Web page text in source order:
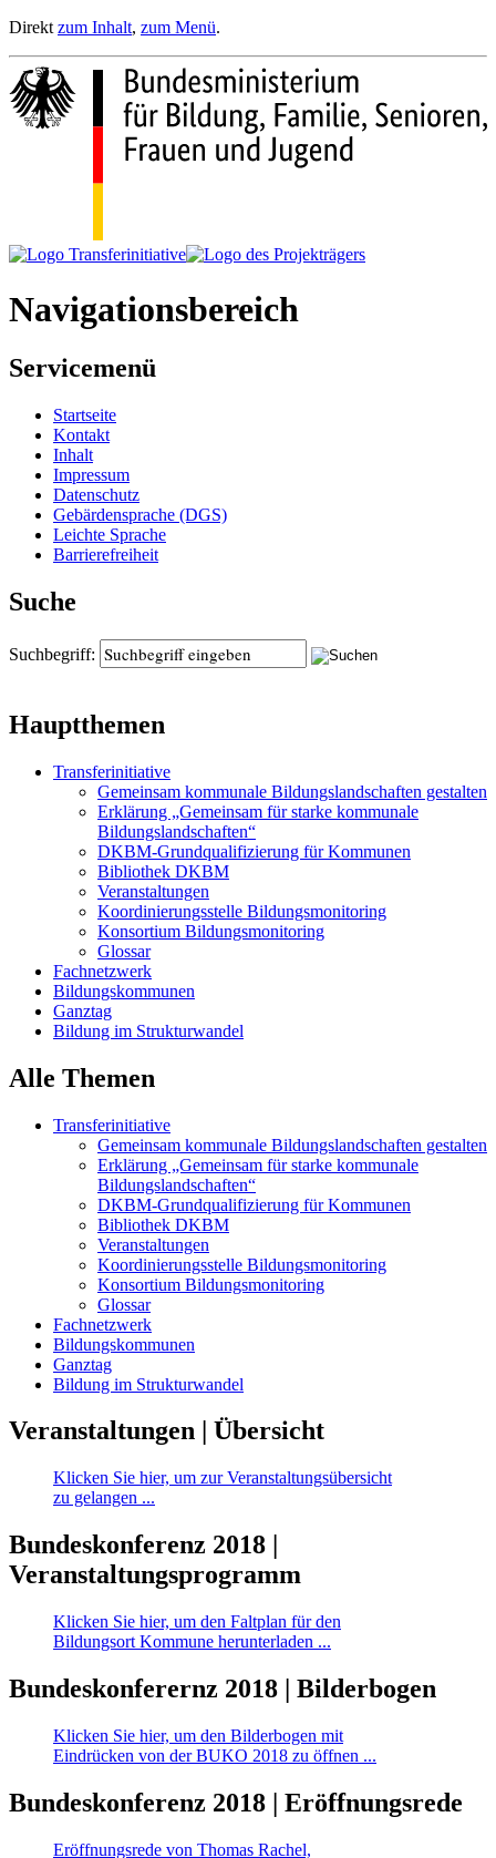
Direkt zum Inhalt, zum Menü.
Navigationsbereich
Servicemenü
Startseite
Kontakt
Inhalt
Impressum
Datenschutz
Gebärdensprache (DGS)
Leichte Sprache
Barrierefreiheit
Suche
Suchbegriff:
Hauptthemen
Transferinitiative
Gemeinsam kommunale Bildungslandschaften gestalten
Erklärung „Gemeinsam für starke kommunale
Bildungslandschaften“
DKBM-Grundqualifizierung für Kommunen
Bibliothek DKBM
Veranstaltungen
Koordinierungsstelle Bildungsmonitoring
Konsortium Bildungsmonitoring
Glossar
Fachnetzwerk
Bildungskommunen
Ganztag
Bildung im Strukturwandel
Alle Themen
Transferinitiative
Gemeinsam kommunale Bildungslandschaften gestalten
Erklärung „Gemeinsam für starke kommunale
Bildungslandschaften“
DKBM-Grundqualifizierung für Kommunen
Bibliothek DKBM
Veranstaltungen
Koordinierungsstelle Bildungsmonitoring
Konsortium Bildungsmonitoring
Glossar
Fachnetzwerk
Bildungskommunen
Ganztag
Bildung im Strukturwandel
Veranstaltungen | Übersicht
Klicken Sie hier, um zur Veranstaltungsübersicht
zu gelangen ...
Bundeskonferenz 2018 |
Veranstaltungsprogramm
Klicken Sie hier, um den Faltplan für den
Bildungsort Kommune herunterladen ...
Bundeskonferernz 2018 | Bilderbogen
Klicken Sie hier, um den Bilderbogen mit
Eindrücken von der BUKO 2018 zu öffnen ...
Bundeskonferenz 2018 | Eröffnungsrede
Eröffnungsrede von Thomas Rachel,